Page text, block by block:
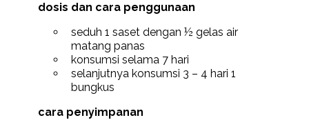
dosis dan cara penggunaan
seduh 1 saset dengan ½ gelas air
matang panas
konsumsi selama 7 hari
selanjutnya konsumsi 3 – 4 hari 1
bungkus
cara penyimpanan